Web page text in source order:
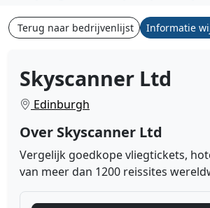
Terug naar bedrijvenlijst Informatie
Skyscanner Ltd
Edinburgh
Over Skyscanner Ltd
Vergelijk goedkope vliegtickets,
van meer dan 1200 reissites